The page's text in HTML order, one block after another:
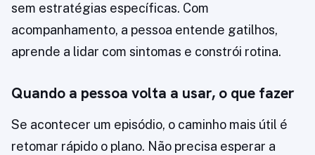
sem estratégias específicas. Com
acompanhamento, a pessoa entende gatilhos,
aprende a lidar com sintomas e constrói rotina.
Quando a pessoa volta a usar, o que fazer
Se acontecer um episódio, o caminho mais útil é
retomar rápido o plano. Não precisa esperar a